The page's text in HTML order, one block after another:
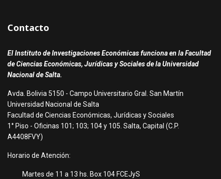
Contacto
El Instituto de Investigaciones Económicas funciona en la Facultad
de Ciencias Económicas, Jurídicas y Sociales de la Universidad
Nacional de Salta.
Avda. Bolivia 5150 - Campo Universitario Gral. San Martín
Universidad Nacional de Salta
Facultad de Ciencias Económicas, Jurídicas y Sociales
1° Piso - Oficinas 101; 103; 104 y 105. Salta, Capital (C.P.
A4408FVY)
Horario de Atención:
Martes de 11 a 13 hs. Box 104 FCEJyS